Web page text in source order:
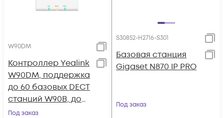
W90DM
Контроллер Yealink
W90DM, поддержка
до 60 базовых DECT
станций W90B, до
250 SIP-аккаунтов,
Под заказ
S30852-H2716-S301
Базовая станция
Gigaset N870 IP PRO
Под заказ